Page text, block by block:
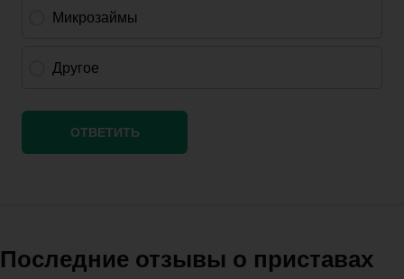
Последние отзывы о приставах